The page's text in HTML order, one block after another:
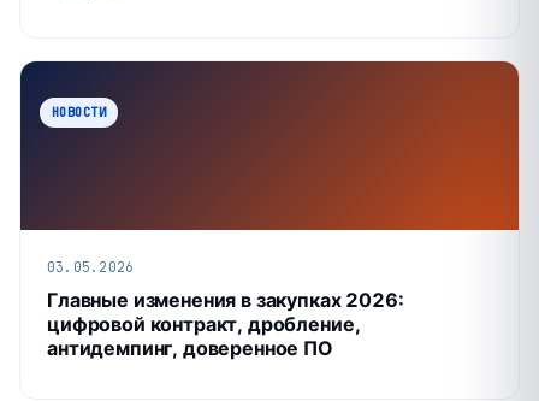
НОВОСТИ
03.05.2026
Главные изменения в закупках 2026:
цифровой контракт, дробление,
антидемпинг, доверенное ПО